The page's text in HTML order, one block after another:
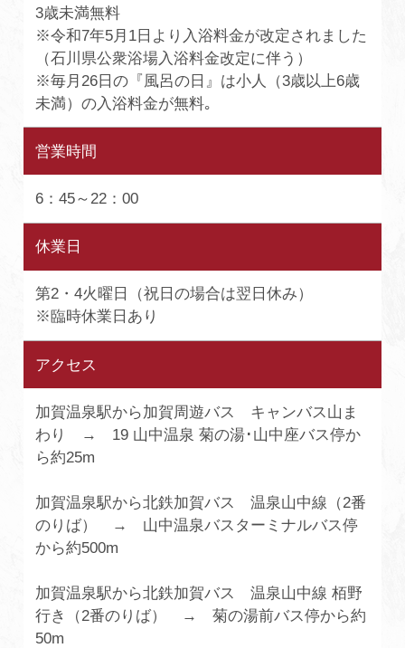
3歳未満無料
※令和7年5月1日より入浴料金が改定されました
（石川県公衆浴場入浴料金改定に伴う）
※毎月26日の『風呂の日』は小人（3歳以上6歳
未満）の入浴料金が無料｡
営業時間
6：45～22：00
休業日
第2・4火曜日（祝日の場合は翌日休み）
※臨時休業日あり
アクセス
加賀温泉駅から加賀周遊バス キャンバス山ま
わり → 19 山中温泉 菊の湯･山中座バス停か
ら約25m
加賀温泉駅から北鉄加賀バス 温泉山中線（2番
のりば） → 山中温泉バスターミナルバス停
から約500m
加賀温泉駅から北鉄加賀バス 温泉山中線 栢野
行き（2番のりば） → 菊の湯前バス停から約
50m